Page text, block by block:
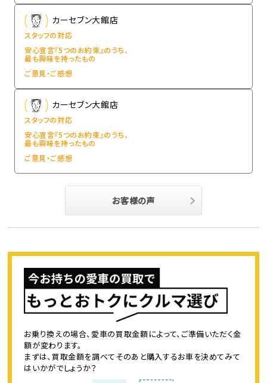
カーセブン大館店
スタッフの対応
安心宣言『5つのお約束』のうち、
最も興味を持ったもの
ご意見・ご感想
カーセブン大館店
スタッフの対応
安心宣言『5つのお約束』のうち、
最も興味を持ったもの
ご意見・ご感想
お客様の声
お乗り換えの場合、愛車の買取金額によって、ご準備いただく金
額が変わります。
まずは、買取金額を調べてそのあと購入するお車を決めてみて
はいかがでしょうか？